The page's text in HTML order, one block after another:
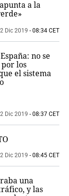
a la
Dic 2019 - 08:34 CET
no se
los
el sistema
Dic 2019 - 08:37 CET
Dic 2019 - 08:45 CET
una
y las